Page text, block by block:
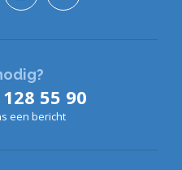
55 90
een bericht